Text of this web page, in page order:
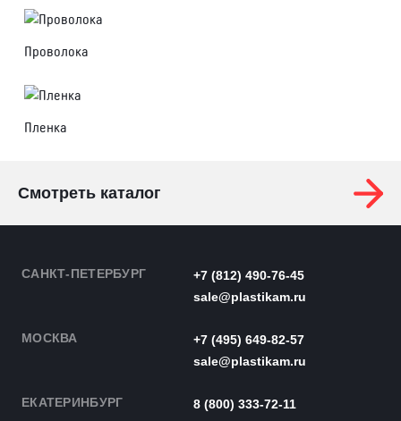
Проволока
Пленка
Смотреть каталог
САНКТ-ПЕТЕРБУРГ
+7 (812) 490-76-45
sale@plastikam.ru
МОСКВА
+7 (495) 649-82-57
sale@plastikam.ru
ЕКАТЕРИНБУРГ
8 (800) 333-72-11